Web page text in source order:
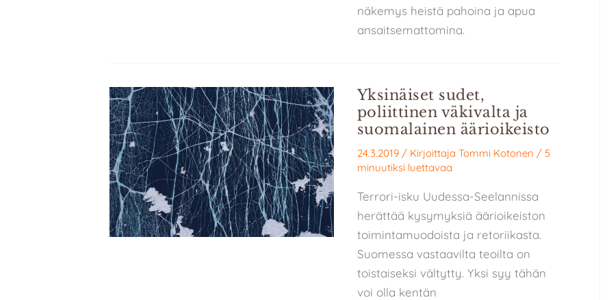
näkemys heistä pahoina ja apua
ansaitsemattomina.
Yksinäiset sudet,
poliittinen väkivalta ja
suomalainen äärioikeisto
24.3.2019 / Kirjoittaja Tommi Kotonen / 5
minuutiksi luettavaa
Terrori-isku Uudessa-Seelannissa
herättää kysymyksiä äärioikeiston
toimintamuodoista ja retoriikasta.
Suomessa vastaavilta teoilta on
toistaiseksi vältytty. Yksi syy tähän
voi olla kentän